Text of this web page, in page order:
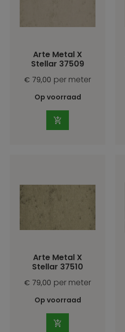
Arte Metal X
Stellar 37509
€ 79,00 per meter
Op voorraad
Arte Metal X
Stellar 37510
€ 79,00 per meter
Op voorraad